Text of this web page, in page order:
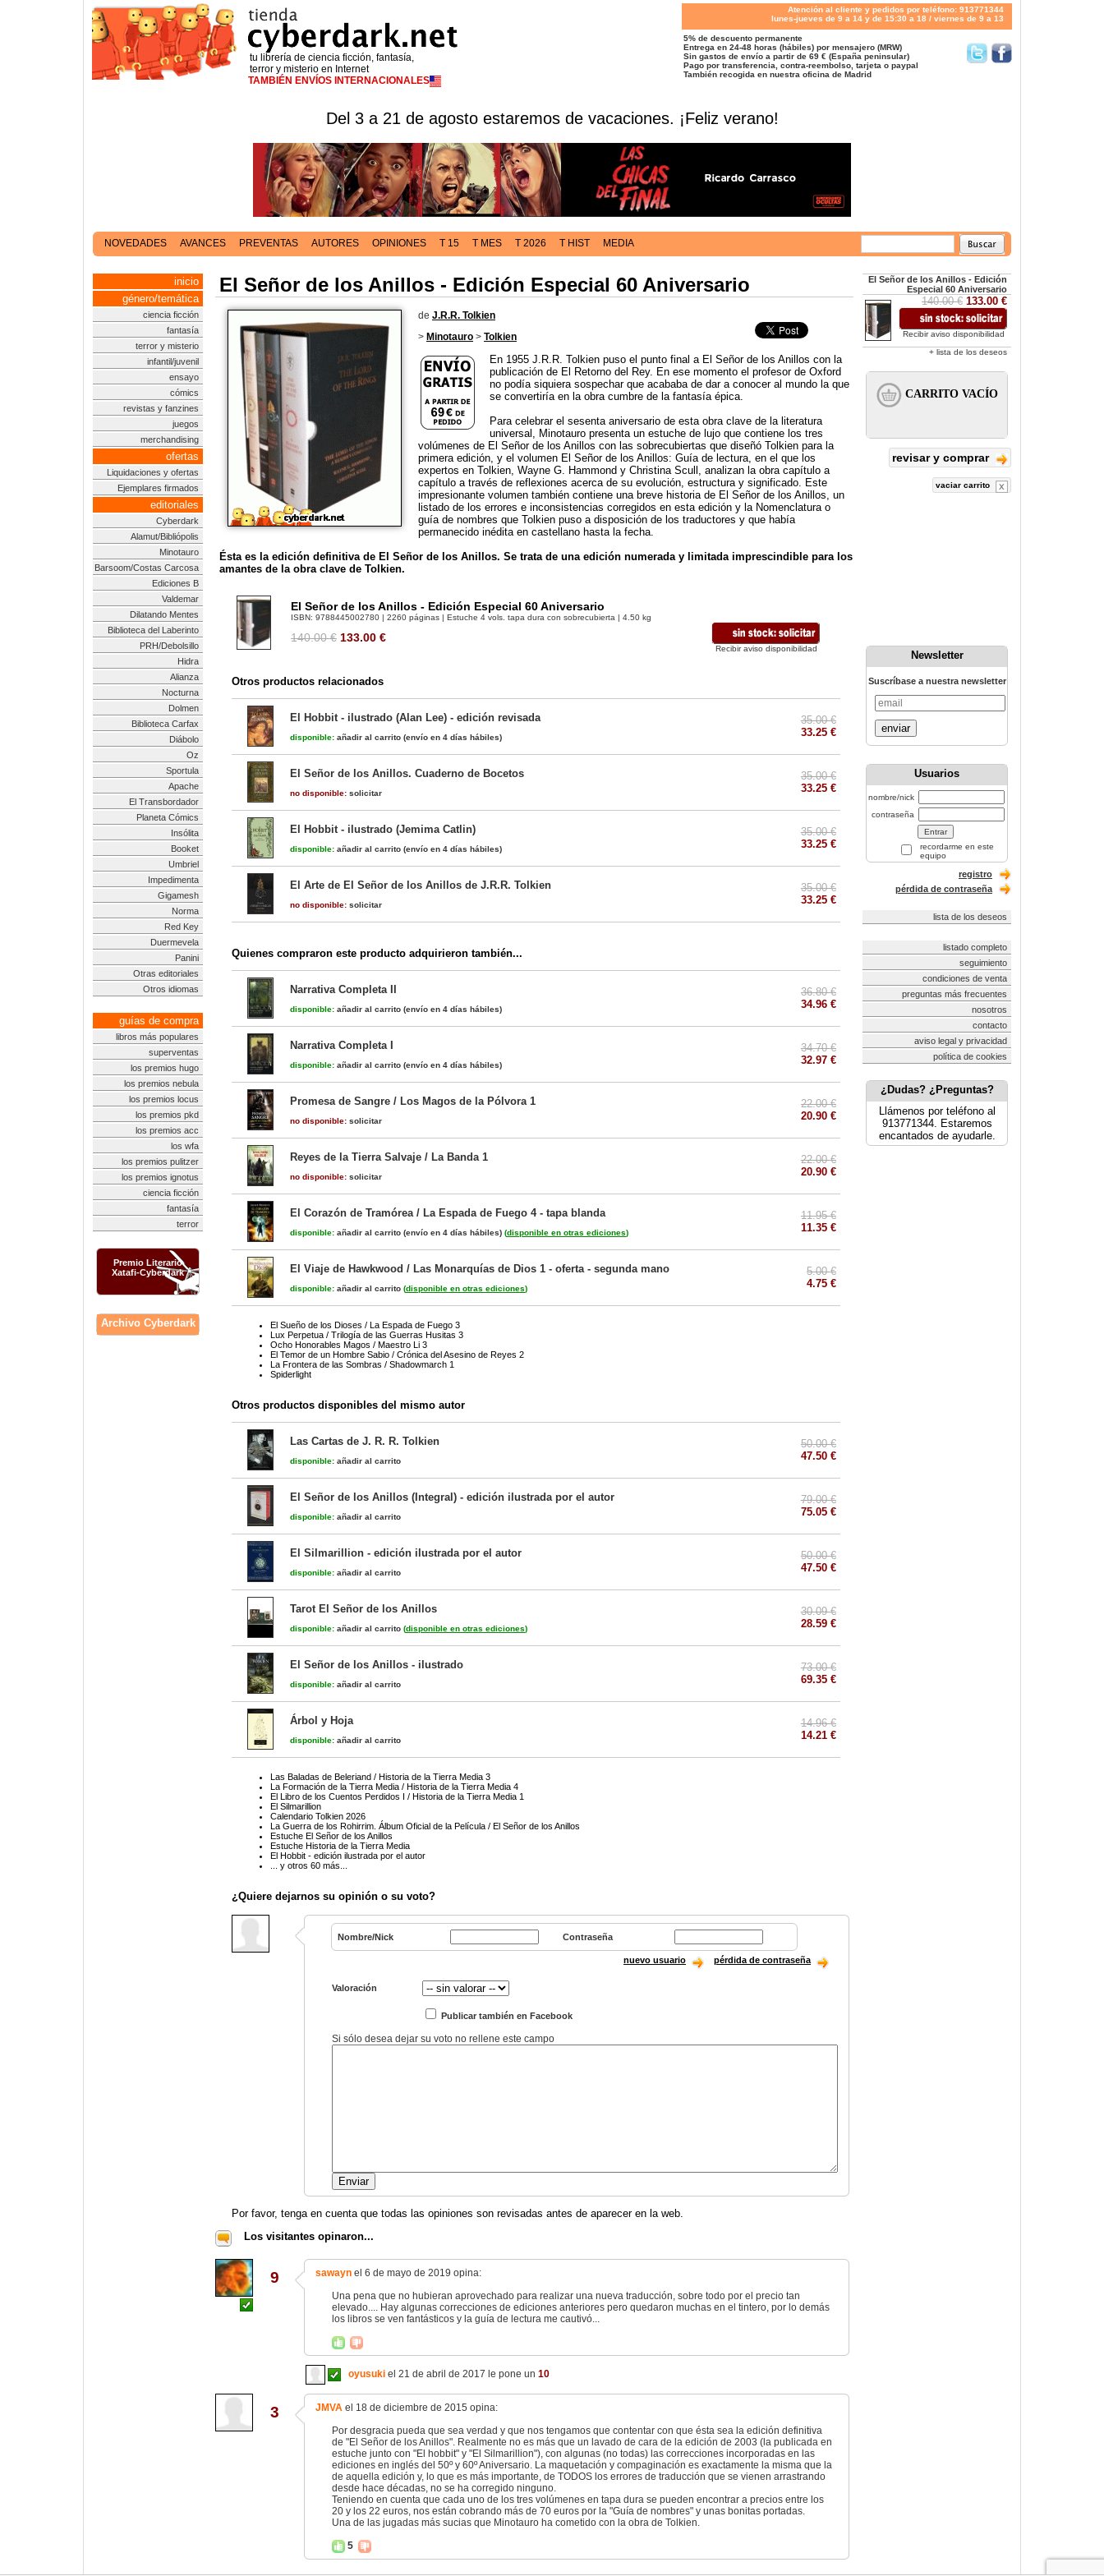
tu librería de ciencia ficción, fantasía,
terror y misterio en Internet
TAMBIÉN ENVÍOS INTERNACIONALES
Atención al cliente y pedidos por teléfono: 913771344
lunes-jueves de 9 a 14 y de 15:30 a 18 / viernes de 9 a 13
5% de descuento permanente
Entrega en 24-48 horas (hábiles) por mensajero (MRW)
Sin gastos de envío a partir de 69 € (España peninsular)
Pago por transferencia, contra-reembolso, tarjeta o paypal
También recogida en nuestra oficina de Madrid
Del 3 a 21 de agosto estaremos de vacaciones. ¡Feliz verano!
NOVEDADES AVANCES PREVENTAS AUTORES OPINIONES T 15 T MES T 2026 T HIST MEDIA
inicio
género/temática
ciencia ficción
fantasía
terror y misterio
infantil/juvenil
ensayo
cómics
revistas y fanzines
juegos
merchandising
ofertas
Liquidaciones y ofertas
Ejemplares firmados
editoriales
Cyberdark
Alamut/Bibliópolis
Minotauro
Barsoom/Costas Carcosa
Ediciones B
Valdemar
Dilatando Mentes
Biblioteca del Laberinto
PRH/Debolsillo
Hidra
Alianza
Nocturna
Dolmen
Biblioteca Carfax
Diábolo
Oz
Sportula
Apache
El Transbordador
Planeta Cómics
Insólita
Booket
Umbriel
Impedimenta
Gigamesh
Norma
Red Key
Duermevela
Panini
Otras editoriales
Otros idiomas
guías de compra
libros más populares
superventas
los premios hugo
los premios nebula
los premios locus
los premios pkd
los premios acc
los wfa
los premios pulitzer
los premios ignotus
ciencia ficción
fantasía
terror
Premio Literario
Xatafi-Cyberdark
Archivo Cyberdark
El Señor de los Anillos - Edición Especial 60 Aniversario
de J.R.R. Tolkien
> Minotauro > Tolkien
En 1955 J.R.R. Tolkien puso el punto final a El Señor de los Anillos con la
publicación de El Retorno del Rey. En ese momento el profesor de Oxford
no podía siquiera sospechar que acababa de dar a conocer al mundo la que
se convertiría en la obra cumbre de la fantasía épica.
Para celebrar el sesenta aniversario de esta obra clave de la literatura
universal, Minotauro presenta un estuche de lujo que contiene los tres
volúmenes de El Señor de los Anillos con las sobrecubiertas que diseñó Tolkien para la
primera edición, y el volumen El Señor de los Anillos: Guía de lectura, en el que los
expertos en Tolkien, Wayne G. Hammond y Christina Scull, analizan la obra capítulo a
capítulo a través de reflexiones acerca de su evolución, estructura y significado. Este
impresionante volumen también contiene una breve historia de El Señor de los Anillos, un
listado de los errores e inconsistencias corregidos en esta edición y la Nomenclatura o
guía de nombres que Tolkien puso a disposición de los traductores y que había
permanecido inédita en castellano hasta la fecha.
Ésta es la edición definitiva de El Señor de los Anillos. Se trata de una edición numerada y limitada imprescindible para los
amantes de la obra clave de Tolkien.
El Señor de los Anillos - Edición Especial 60 Aniversario
ISBN: 9788445002780 | 2260 páginas | Estuche 4 vols. tapa dura con sobrecubierta | 4.50 kg
140.00 € 133.00 €
Recibir aviso disponibilidad
Otros productos relacionados
El Hobbit - ilustrado (Alan Lee) - edición revisada
disponible: añadir al carrito (envío en 4 días hábiles)
35.00 €
33.25 €
El Señor de los Anillos. Cuaderno de Bocetos
no disponible: solicitar
35.00 €
33.25 €
El Hobbit - ilustrado (Jemima Catlin)
disponible: añadir al carrito (envío en 4 días hábiles)
35.00 €
33.25 €
El Arte de El Señor de los Anillos de J.R.R. Tolkien
no disponible: solicitar
35.00 €
33.25 €
Quienes compraron este producto adquirieron también...
Narrativa Completa II
disponible: añadir al carrito (envío en 4 días hábiles)
36.80 €
34.96 €
Narrativa Completa I
disponible: añadir al carrito (envío en 4 días hábiles)
34.70 €
32.97 €
Promesa de Sangre / Los Magos de la Pólvora 1
no disponible: solicitar
22.00 €
20.90 €
Reyes de la Tierra Salvaje / La Banda 1
no disponible: solicitar
22.00 €
20.90 €
El Corazón de Tramórea / La Espada de Fuego 4 - tapa blanda
disponible: añadir al carrito (envío en 4 días hábiles) (disponible en otras ediciones)
11.95 €
11.35 €
El Viaje de Hawkwood / Las Monarquías de Dios 1 - oferta - segunda mano
disponible: añadir al carrito (disponible en otras ediciones)
5.00 €
4.75 €
El Sueño de los Dioses / La Espada de Fuego 3
Lux Perpetua / Trilogía de las Guerras Husitas 3
Ocho Honorables Magos / Maestro Li 3
El Temor de un Hombre Sabio / Crónica del Asesino de Reyes 2
La Frontera de las Sombras / Shadowmarch 1
Spiderlight
Otros productos disponibles del mismo autor
Las Cartas de J. R. R. Tolkien
disponible: añadir al carrito
50.00 €
47.50 €
El Señor de los Anillos (Integral) - edición ilustrada por el autor
disponible: añadir al carrito
79.00 €
75.05 €
El Silmarillion - edición ilustrada por el autor
disponible: añadir al carrito
50.00 €
47.50 €
Tarot El Señor de los Anillos
disponible: añadir al carrito (disponible en otras ediciones)
30.09 €
28.59 €
El Señor de los Anillos - ilustrado
disponible: añadir al carrito
73.00 €
69.35 €
Árbol y Hoja
disponible: añadir al carrito
14.96 €
14.21 €
Las Baladas de Beleriand / Historia de la Tierra Media 3
La Formación de la Tierra Media / Historia de la Tierra Media 4
El Libro de los Cuentos Perdidos I / Historia de la Tierra Media 1
El Silmarillion
Calendario Tolkien 2026
La Guerra de los Rohirrim. Álbum Oficial de la Película / El Señor de los Anillos
Estuche El Señor de los Anillos
Estuche Historia de la Tierra Media
El Hobbit - edición ilustrada por el autor
... y otros 60 más...
¿Quiere dejarnos su opinión o su voto?
Nombre/Nick Contraseña
nuevo usuario pérdida de contraseña
Valoración
Publicar también en Facebook
Si sólo desea dejar su voto no rellene este campo
Por favor, tenga en cuenta que todas las opiniones son revisadas antes de aparecer en la web.
Los visitantes opinaron...
9 sawayn el 6 de mayo de 2019 opina:
Una pena que no hubieran aprovechado para realizar una nueva traducción, sobre todo por el precio tan
elevado.... Hay algunas correcciones de ediciones anteriores pero quedaron muchas en el tintero, por lo demás
los libros se ven fantásticos y la guía de lectura me cautivó...
oyusuki el 21 de abril de 2017 le pone un 10
3 JMVA el 18 de diciembre de 2015 opina:
Por desgracia pueda que sea verdad y que nos tengamos que contentar con que ésta sea la edición definitiva
de "El Señor de los Anillos". Realmente no es más que un lavado de cara de la edición de 2003 (la publicada en
estuche junto con "El hobbit" y "El Silmarillion"), con algunas (no todas) las correcciones incorporadas en las
ediciones en inglés del 50º y 60º Aniversario. La maquetación y compaginación es exactamente la misma que la
de aquella edición y, lo que es más importante, de TODOS los errores de traducción que se vienen arrastrando
desde hace décadas, no se ha corregido ninguno.
Teniendo en cuenta que cada uno de los tres volúmenes en tapa dura se pueden encontrar a precios entre los
20 y los 22 euros, nos están cobrando más de 70 euros por la "Guía de nombres" y unas bonitas portadas.
Una de las jugadas más sucias que Minotauro ha cometido con la obra de Tolkien.
5
El Señor de los Anillos - Edición
Especial 60 Aniversario
140.00 € 133.00 €
Recibir aviso disponibilidad
+ lista de los deseos
revisar y comprar
vaciar carrito
Newsletter
Suscríbase a nuestra newsletter
enviar
Usuarios
nombre/nick
contraseña
recordarme en este
equipo
registro
pérdida de contraseña
lista de los deseos
listado completo
seguimiento
condiciones de venta
preguntas más frecuentes
nosotros
contacto
aviso legal y privacidad
política de cookies
¿Dudas? ¿Preguntas?
Llámenos por teléfono al
913771344. Estaremos
encantados de ayudarle.